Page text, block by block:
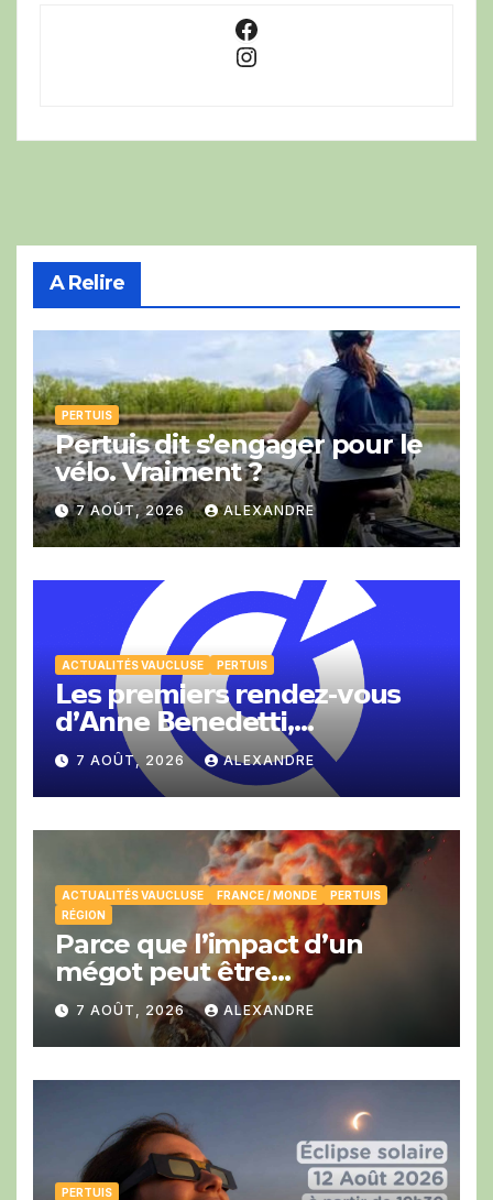
Facebook
Instagram
A Relire
PERTUIS
Pertuis dit s’engager pour le
vélo. Vraiment ?
7 AOÛT, 2026 ALEXANDRE
ACTUALITÉS VAUCLUSE PERTUIS
𝗟𝗲𝘀 𝗽𝗿𝗲𝗺𝗶𝗲𝗿𝘀 𝗿𝗲𝗻𝗱𝗲𝘇-𝘃𝗼𝘂𝘀
𝗱’𝗔𝗻𝗻𝗲 𝗕𝗲𝗻𝗲𝗱𝗲𝘁𝘁𝗶,
𝗣𝗿𝗲́𝘀𝗶𝗱𝗲𝗻𝘁𝗲 𝗱𝗲 𝗹𝗮 𝗖𝗖𝗜 𝗱𝗲
𝗩𝗮𝘂𝗰𝗹𝘂𝘀𝗲.
7 AOÛT, 2026 ALEXANDRE
ACTUALITÉS VAUCLUSE FRANCE / MONDE
PERTUIS
RÉGION
Parce que l’impact d’un
mégot peut être
catastrophique cet été.
7 AOÛT, 2026 ALEXANDRE
PERTUIS